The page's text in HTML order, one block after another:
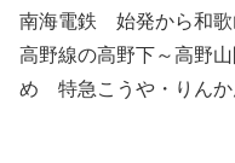
南海電鉄 始発から和歌
高野線の高野下～高野
め 特急こうや・りんか